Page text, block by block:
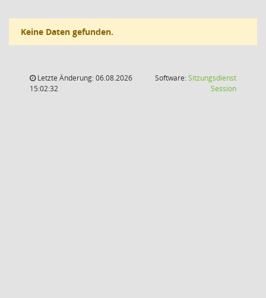
Keine Daten gefunden.
Letzte Änderung: 06.08.2026
15:02:32
Software:Sitzungsdienst
Session(Wird in